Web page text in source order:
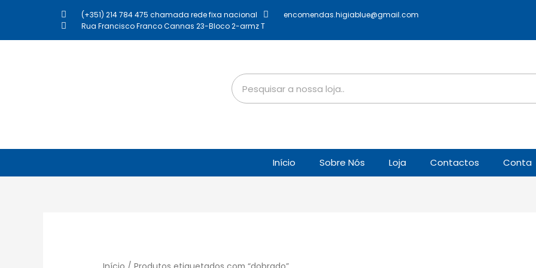
(+351) 214 784 475 chamada rede fixa nacional
encomendas.higiablue@gmail.com
Rua Francisco Franco Cannas 23-Bloco 2-armz T
Início Sobre Nós Loja Contactos Conta